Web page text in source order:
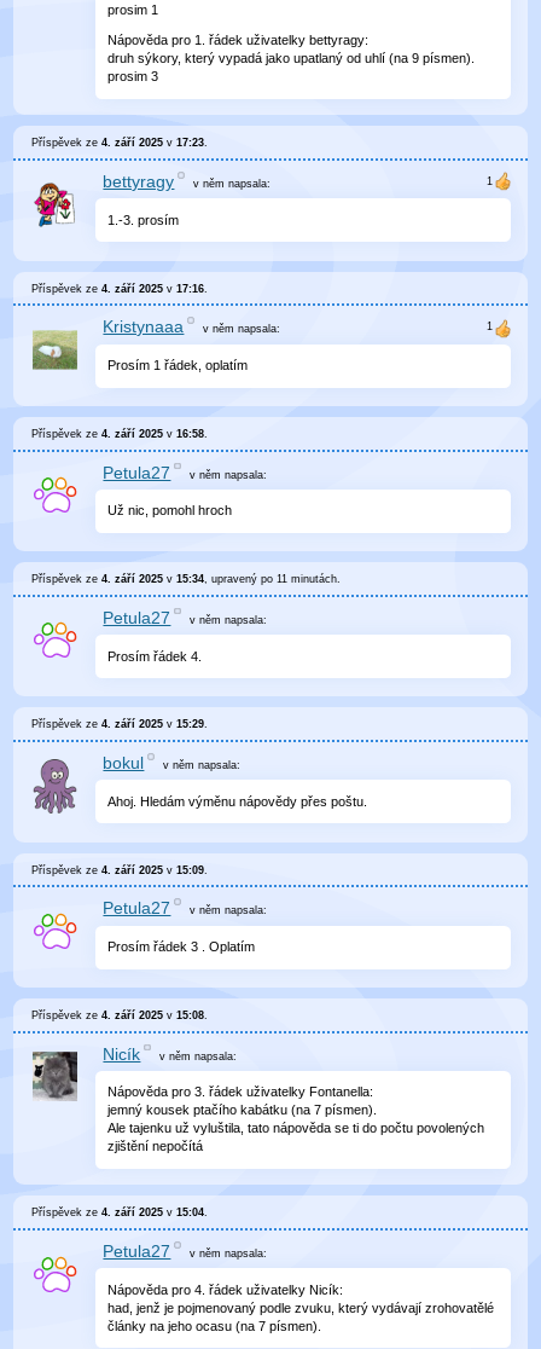
prosim 1
Nápověda pro 1. řádek uživatelky bettyragy:
druh sýkory, který vypadá jako upatlaný od uhlí (na 9 písmen).
prosim 3
Příspěvek ze4. září 2025 v17:23.
bettyragy v němnapsala:
1.-3. prosím
Příspěvek ze4. září 2025 v17:16
Kristynaaa v němnapsala:
Prosím 1 řádek, oplatím
Příspěvek ze4. září 2025 v16:58
Petula27 v němnapsala:
Už nic, pomohl hroch
Příspěvek ze4. září 2025 v15:34, upravenýpo 11 minutách.
Petula27 v němnapsala:
Prosím řádek 4.
Příspěvek ze4. září 2025 v15:29.
bokul v němnapsala:
Ahoj. Hledám výměnu nápovědy přes poštu.
Příspěvek ze4. září 2025 v15:09
Petula27 v němnapsala:
Prosím řádek 3 . Oplatím
Příspěvek ze4. září 2025 v15:08
Nicík v němnapsala:
Nápověda pro 3. řádek uživatelky Fontanella:
jemný kousek ptačího kabátku (na 7 písmen).
Ale tajenku už vyluštila, tato nápověda se ti do počtu povolených
zjištění nepočítá
Příspěvek ze4. září 2025 v15:04.
Petula27 v němnapsala:
Nápověda pro 4. řádek uživatelky Nicík:
had, jenž je pojmenovaný podle zvuku, který vydávají zrohovatělé
články na jeho ocasu (na 7 písmen).